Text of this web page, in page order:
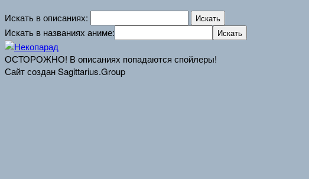
Искать в описаниях:
Искать в названиях аниме:
ОСТОРОЖНО! В описаниях попадаются спойлеры!
Сайт создан Sagittarius.Group